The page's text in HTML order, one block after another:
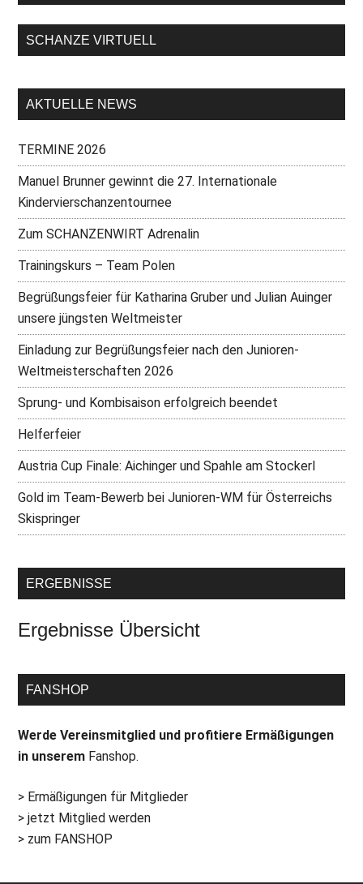
SCHANZE VIRTUELL
AKTUELLE NEWS
TERMINE 2026
Manuel Brunner gewinnt die 27. Internationale
Kindervierschanzentournee
Zum SCHANZENWIRT Adrenalin
Trainingskurs – Team Polen
Begrüßungsfeier für Katharina Gruber und Julian Auinger
unsere jüngsten Weltmeister
Einladung zur Begrüßungsfeier nach den Junioren-
Weltmeisterschaften 2026
Sprung- und Kombisaison erfolgreich beendet
Helferfeier
Austria Cup Finale: Aichinger und Spahle am Stockerl
Gold im Team-Bewerb bei Junioren-WM für Österreichs
Skispringer
ERGEBNISSE
Ergebnisse Übersicht
FANSHOP
Werde Vereinsmitglied und profitiere Ermäßigungen
in unserem Fanshop.
> Ermäßigungen für Mitglieder
> jetzt Mitglied werden
> zum FANSHOP